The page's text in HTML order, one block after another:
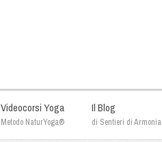
Videocorsi Yoga
Metodo NaturYoga®
Il Blog
di Sentieri di Armonia